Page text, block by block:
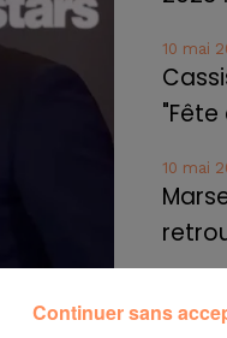
10 mai
"Fête
10 mai
Le
Continuer sans